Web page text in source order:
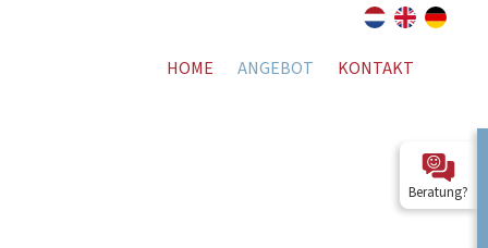
HOME ANGEBOT KONTAKT
Beratung?